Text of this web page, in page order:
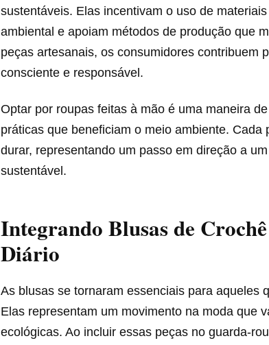
sustentáveis. Elas incentivam o uso de
ambiental e apoiam métodos de produção que
peças artesanais, os consumidores contribuem
consciente e responsável.
Optar por roupas feitas à mão é uma maneira
práticas que beneficiam o meio ambiente. Cada
durar, representando um passo em direção a
sustentável.
Integrando Blusas de
Diário
As blusas se tornaram essenciais para aqueles
Elas representam um movimento na moda que
ecológicas. Ao incluir essas peças no guarda-